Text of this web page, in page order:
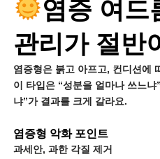
염증 여드
관리가 절반
염증형은 붉고 아프고, 컨디션에
이 타입은 “성분을 얼마나 쓰느
냐”가 결과를 크게 갈라요.
염증형 악화 포인트
과세안, 과한 각질 제거